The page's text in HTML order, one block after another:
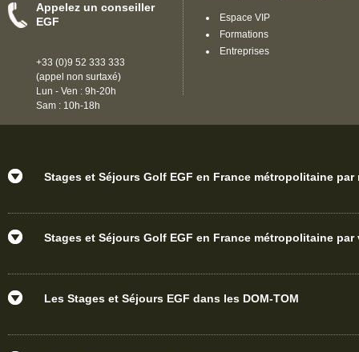
Appelez un conseiller
EGF
+33 (0)9 52 333 333
(appel non surtaxé)
Lun - Ven : 9h-20h
Sam : 10h-18h
Espace VIP
Formations
Entreprises
Stages et Séjours Golf EGF en France métropolitaine par
Stages et Séjours Golf EGF en France métropolitaine par
Les Stages et Séjours EGF dans les DOM-TOM